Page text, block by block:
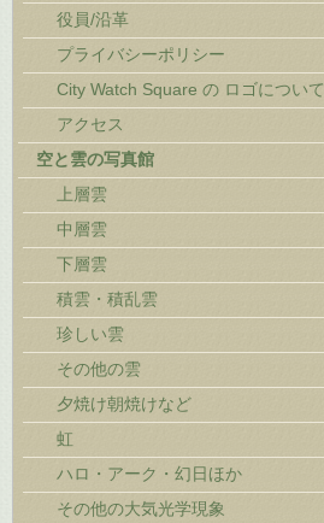
役員/沿革
プライバシーポリシー
City Watch Square の ロゴについて
アクセス
空と雲の写真館
上層雲
中層雲
下層雲
積雲・積乱雲
珍しい雲
その他の雲
夕焼け朝焼けなど
虹
ハロ・アーク・幻日ほか
その他の大気光学現象